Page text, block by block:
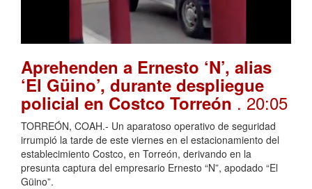
Aprehenden a Ernesto ‘N’, alias
‘El Güino’, durante despliegue
policial en Costco Torreón. 20:05
TORREÓN, COAH.- Un aparatoso operativo de seguridad
irrumpió la tarde de este viernes en el estacionamiento del
establecimiento Costco, en Torreón, derivando en la
presunta captura del empresario Ernesto “N”, apodado “El
Güino”.